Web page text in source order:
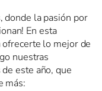
donde la pasión por
En esta
lo mejor de
nuestras
este año, que
más: